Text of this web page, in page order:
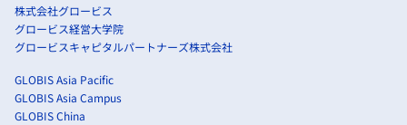
株式会社グロービス
グロービス経営大学院
グロービスキャピタルパートナーズ株式会社
GLOBIS Asia Pacific
GLOBIS Asia Campus
GLOBIS China